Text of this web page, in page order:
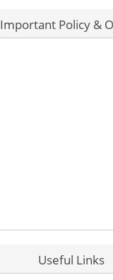
Important Policy &
Useful Links